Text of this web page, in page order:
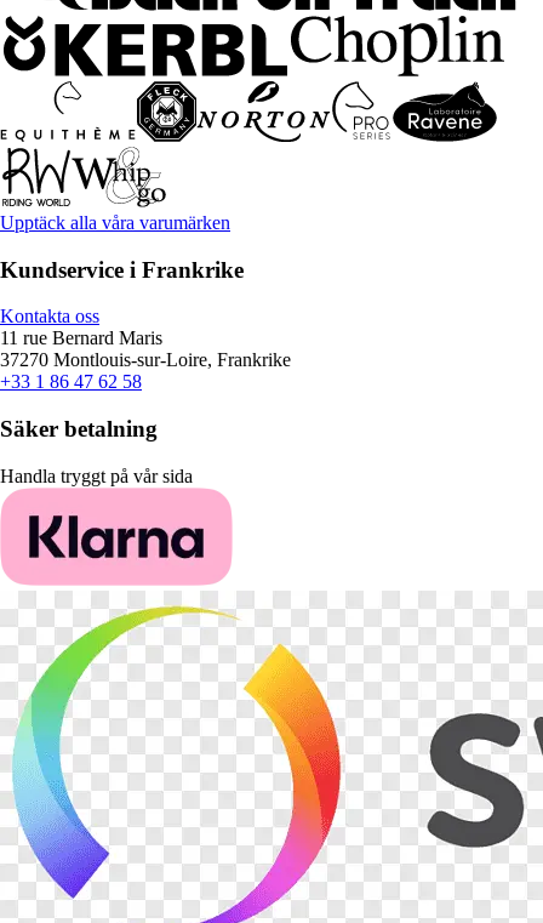
Upptäck alla våra varumärken
Kundservice i Frankrike
Kontakta oss
11 rue Bernard Maris
37270 Montlouis-sur-Loire, Frankrike
+33 1 86 47 62 58
Säker betalning
Handla tryggt på vår sida